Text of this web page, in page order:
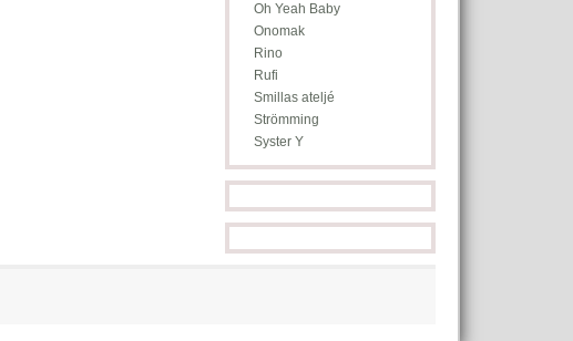
Oh Yeah Baby
Onomak
Rino
Rufi
Smillas ateljé
Strömming
Syster Y